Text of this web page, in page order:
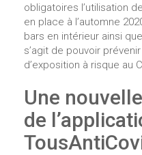
obligatoires l’utilisation
en place à l’automne
bars en intérieur ainsi
s’agit de pouvoir
d’exposition à risque au
Une
de